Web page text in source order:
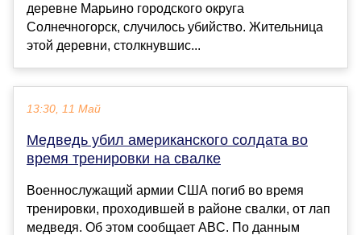
деревне Марьино городского округа
Солнечногорск, случилось убийство. Жительница
этой деревни, столкнувшис...
13:30, 11 Май
Медведь убил американского солдата во
время тренировки на свалке
Военнослужащий армии США погиб во время
тренировки, проходившей в районе свалки, от лап
медведя. Об этом сообщает ABC. По данным